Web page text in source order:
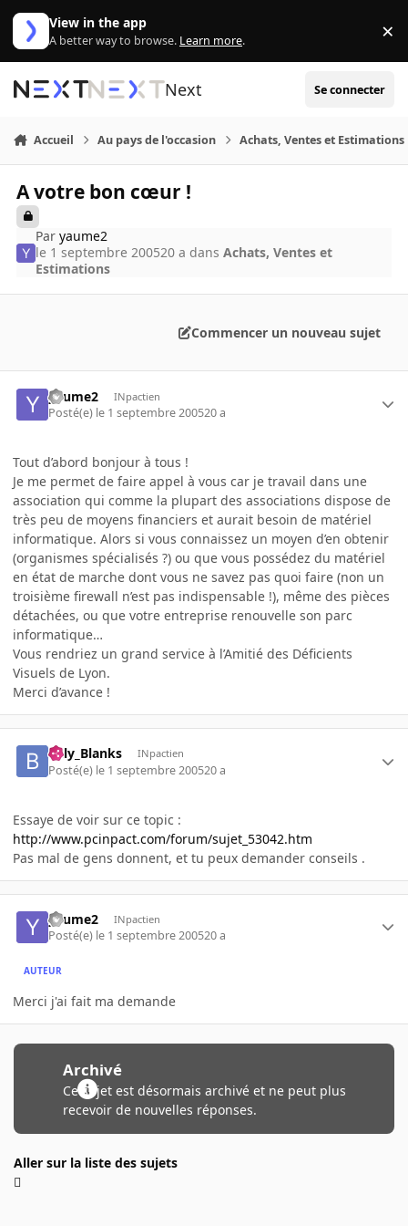
Aller au contenu
View in the app
A better way to browse. Learn more. ×
Next Se connecter
Accueil Au pays de l'occasion Achats, Ventes et Estimations
A votre bon cœur !
Paryaume2
le 1 septembre 200520 a dansAchats, Ventes et
Estimations
Commencer un nouveau sujet
yaume2 INpactien
Posté(e) le 1 septembre 200520 a
Tout d’abord bonjour à tous !
Je me permet de faire appel à vous car je travail dans une
association qui comme la plupart des associations dispose de
très peu de moyens financiers et aurait besoin de matériel
informatique. Alors si vous connaissez un moyen d’en obtenir
(organismes spécialisés ?) ou que vous possédez du matériel
en état de marche dont vous ne savez pas quoi faire (non un
troisième firewall n’est pas indispensable !), même des pièces
détachées, ou que votre entreprise renouvelle son parc
informatique…
Vous rendriez un grand service à l’Amitié des Déficients
Visuels de Lyon.
Merci d’avance !
Billy_Blanks INpactien
Posté(e) le 1 septembre 200520 a
Essaye de voir sur ce topic :
http://www.pcinpact.com/forum/sujet_53042.htm
Pas mal de gens donnent, et tu peux demander conseils .
yaume2 INpactien
Posté(e) le 1 septembre 200520 a
AUTEUR
Merci j'ai fait ma demande
Archivé
Ce sujet est désormais archivé et ne peut plus
recevoir de nouvelles réponses.
Aller sur la liste des sujets